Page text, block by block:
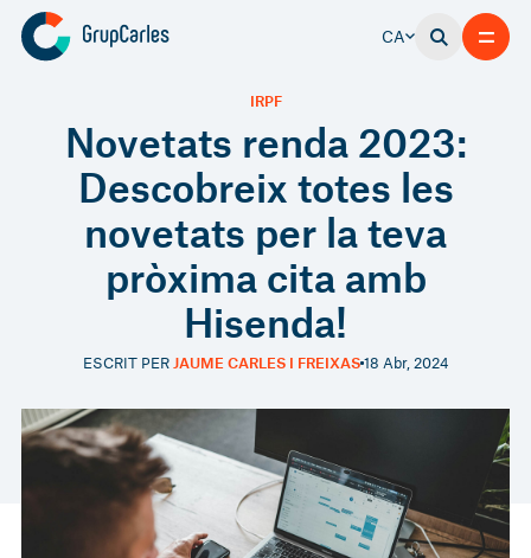
CA
Novetats renda 2023:
Descobreix totes les
novetats per la teva
pròxima cita amb
Hisenda!
IRPF
ESCRIT PER JAUME CARLES I FREIXAS18 Abr, 2024